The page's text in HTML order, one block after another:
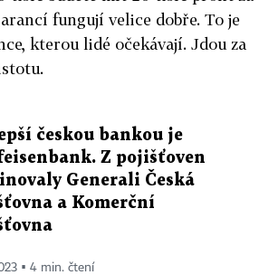
fungují velice dobře. To je
kterou lidé očekávají. Jdou za
českou bankou je
Z pojišťoven
Generali Česká
a Komerční
▪ 4 min. čtení